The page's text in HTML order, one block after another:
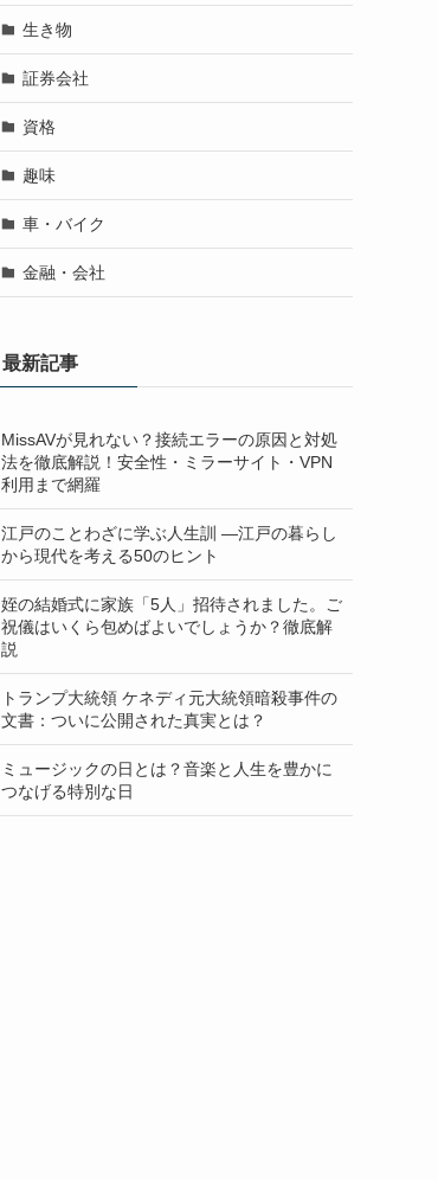
生き物
証券会社
資格
趣味
車・バイク
金融・会社
最新記事
MissAVが見れない？接続エラーの原因と対処
法を徹底解説！安全性・ミラーサイト・VPN
利用まで網羅
江戸のことわざに学ぶ人生訓 ―江戸の暮らし
から現代を考える50のヒント
姪の結婚式に家族「5人」招待されました。ご
祝儀はいくら包めばよいでしょうか？徹底解
説
トランプ大統領 ケネディ元大統領暗殺事件の
文書：ついに公開された真実とは？
ミュージックの日とは？音楽と人生を豊かに
つなげる特別な日